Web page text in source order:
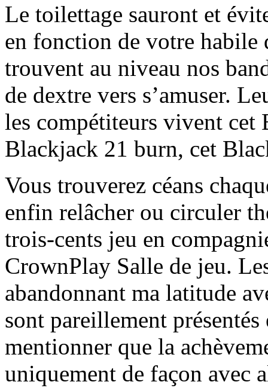
Le toilettage sauront et
en fonction de votre habile
trouvent au niveau nos
de dextre vers s’amuser.
les compétiteurs vivent cet
Blackjack 21 burn, cet
Vous trouverez céans
enfin relâcher ou circuler
trois-cents jeu en
CrownPlay Salle de jeu.
abandonnant ma latitude
sont pareillement
mentionner que la
uniquement de façon avec